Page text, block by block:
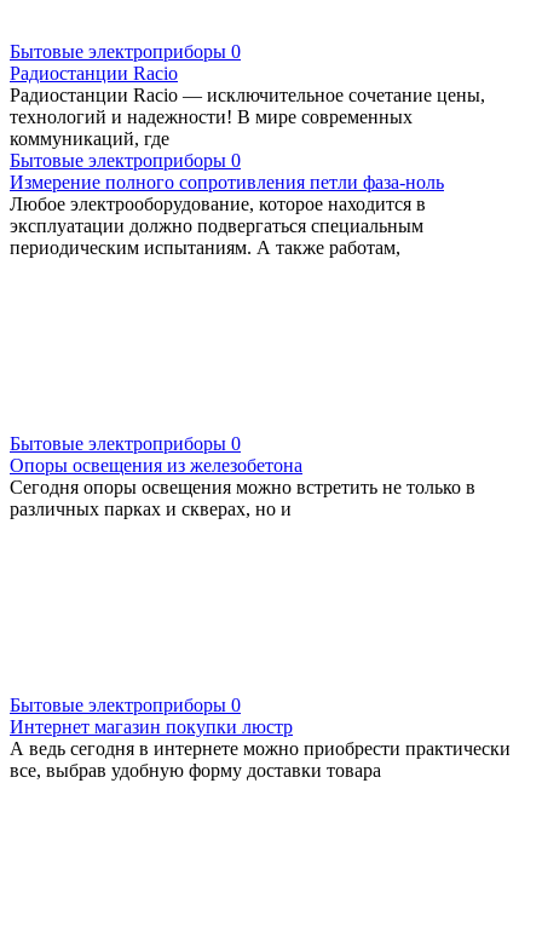
Бытовые электроприборы 0
Радиостанции Racio
Радиостанции Racio — исключительное сочетание цены,
технологий и надежности! В мире современных
коммуникаций, где
Бытовые электроприборы 0
Измерение полного сопротивления петли фаза-ноль
Любое электрооборудование, которое находится в
эксплуатации должно подвергаться специальным
периодическим испытаниям. А также работам,
Бытовые электроприборы 0
Опоры освещения из железобетона
Сегодня опоры освещения можно встретить не только в
различных парках и скверах, но и
Бытовые электроприборы 0
Интернет магазин покупки люстр
А ведь сегодня в интернете можно приобрести практически
все, выбрав удобную форму доставки товара